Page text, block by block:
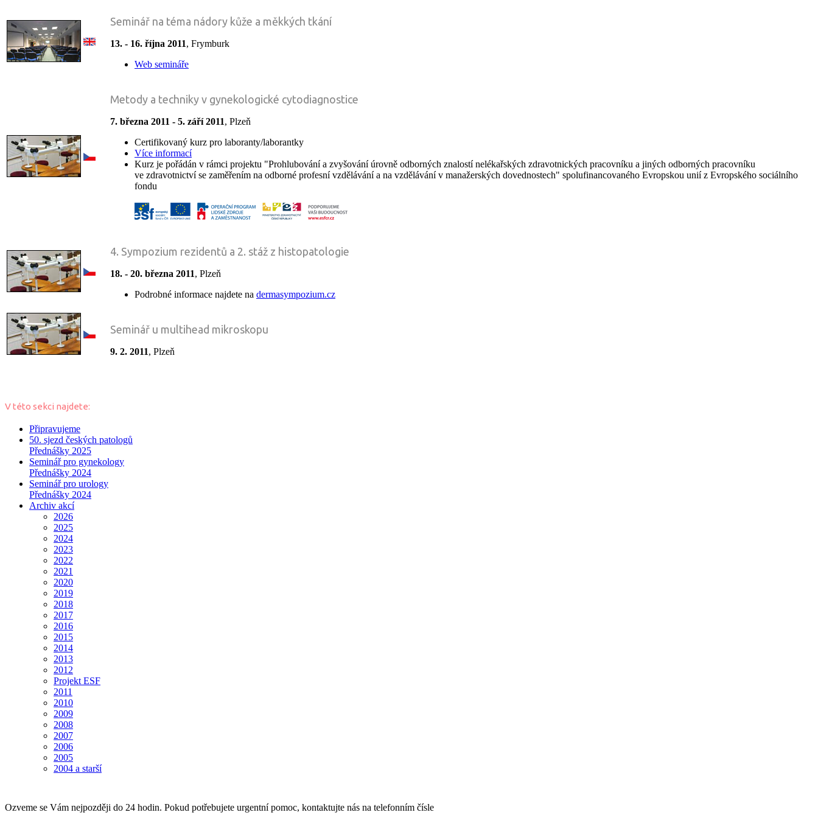
Seminář na téma nádory kůže a měkkých tkání
13. - 16. října 2011, Frymburk
Web semináře
Metody a techniky v gynekologické cytodiagnostice
7. března 2011 - 5. září 2011, Plzeň
Certifikovaný kurz pro laboranty/laborantky
Více informací
Kurz je pořádán v rámci projektu "Prohlubování a zvyšování úrovně odborných znalostí nelékařských zdravotnických pracovníku a jiných odborných pracovníku
ve zdravotnictví se zaměřením na odborné profesní vzdělávání a na vzdělávání v manažerských dovednostech" spolufinancovaného Evropskou unií z Evropského sociálního
fondu
4. Sympozium rezidentů a 2. stáž z histopatologie
18. - 20. března 2011, Plzeň
Podrobné informace najdete na dermasympozium.cz
Seminář u multihead mikroskopu
9. 2. 2011, Plzeň
V této sekci najdete:
Připravujeme
50. sjezd českých patologů
Přednášky 2025
Seminář pro gynekology
Přednášky 2024
Seminář pro urology
Přednášky 2024
Archiv akcí
2026
2025
2024
2023
2022
2021
2020
2019
2018
2017
2016
2015
2014
2013
2012
Projekt ESF
2011
2010
2009
2008
2007
2006
2005
2004 a starší
Ozveme se Vám nejpozději do 24 hodin. Pokud potřebujete urgentní pomoc, kontaktujte nás na telefonním čísle